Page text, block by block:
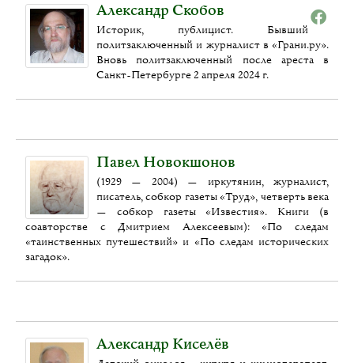
Александр Скобов
Историк, публицист. Бывший
политзаключенный и журналист в «Грани.ру».
Вновь политзаключенный после ареста в
Санкт-Петербурге 2 апреля 2024 г.
Павел Новокшонов
(1929 — 2004) — иркутянин, журналист,
писатель, собкор газеты «Труд», четверть века
— собкор газеты «Известия». Книги (в
соавторстве с Дмитрием Алексеевым): «По следам
«таинственных путешествий» и «По следам исторических
загадок».
Александр Киселёв